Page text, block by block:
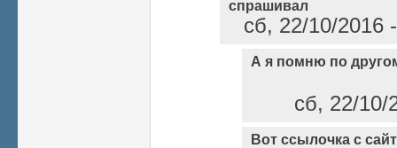
спрашивал
сб, 22/10/
А я помню по
сб, 22/
Вот ссылочка с